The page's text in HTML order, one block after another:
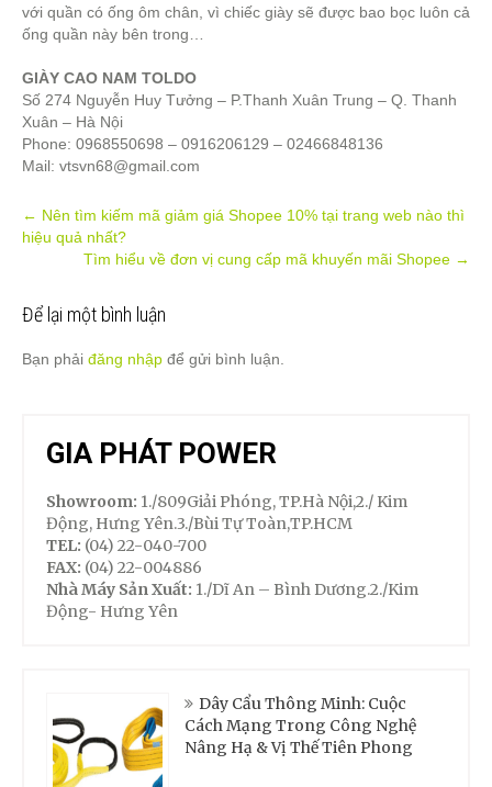
với quần có ống ôm chân, vì chiếc giày sẽ được bao bọc luôn cả
ống quần này bên trong…
GIÀY CAO NAM TOLDO
Số 274 Nguyễn Huy Tưởng – P.Thanh Xuân Trung – Q. Thanh
Xuân – Hà Nội
Phone: 0968550698 – 0916206129 – 02466848136
Mail: vtsvn68@gmail.com
Post
navigation
← Nên tìm kiếm mã giảm giá Shopee 10% tại trang web nào thì
hiệu quả nhất?
Tìm hiểu về đơn vị cung cấp mã khuyến mãi Shopee →
Để lại một bình luận
Bạn phải đăng nhập để gửi bình luận.
GIA PHÁT POWER
Showroom: 1./809Giải Phóng, TP.Hà Nội,2./ Kim
Động, Hưng Yên.3./Bùi Tự Toàn,TP.HCM
TEL: (04) 22-040-700
FAX: (04) 22-004886
Nhà Máy Sản Xuất: 1./Dĩ An – Bình Dương.2./Kim
Động- Hưng Yên
Dây Cẩu Thông Minh: Cuộc
Cách Mạng Trong Công Nghệ
Nâng Hạ & Vị Thế Tiên Phong